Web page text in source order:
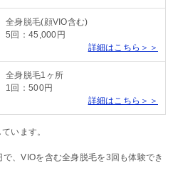
全身脱毛(顔VIO含む)
5回：45,000円
詳細はこちら＞＞
全身脱毛1ヶ所
1回：500円
詳細はこちら＞＞
います。
、VIOを含む全身脱毛を3回も体験でき